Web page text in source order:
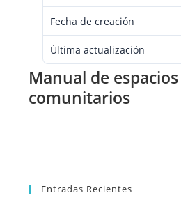
Fecha de creación
Última actualización
Manual de
comunitarios
Entradas Recientes